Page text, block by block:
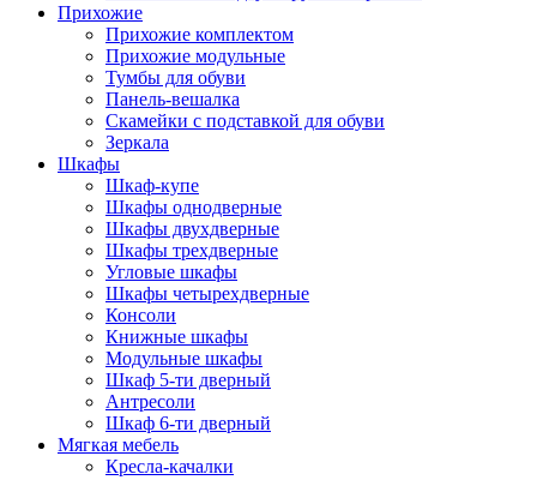
Прихожие
Прихожие комплектом
Прихожие модульные
Тумбы для обуви
Панель-вешалка
Скамейки с подставкой для обуви
Зеркала
Шкафы
Шкаф-купе
Шкафы однодверные
Шкафы двухдверные
Шкафы трехдверные
Угловые шкафы
Шкафы четырехдверные
Консоли
Книжные шкафы
Модульные шкафы
Шкаф 5-ти дверный
Антресоли
Шкаф 6-ти дверный
Мягкая мебель
Кресла-качалки